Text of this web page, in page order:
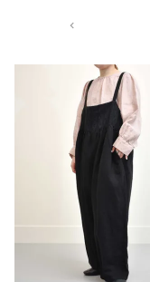
FRENCH Bleu
KISOGAWA BLOG